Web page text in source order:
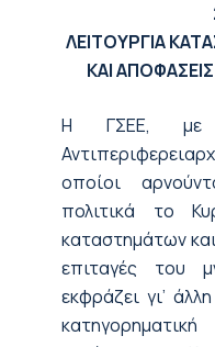
ΛΕΙΤΟΥΡΓΙΑ
ΚΑΙ
Η ΓΣΕΕ, με
οποίοι
πολιτικά το
καταστημάτων
επιταγές του
εκφράζει γι’